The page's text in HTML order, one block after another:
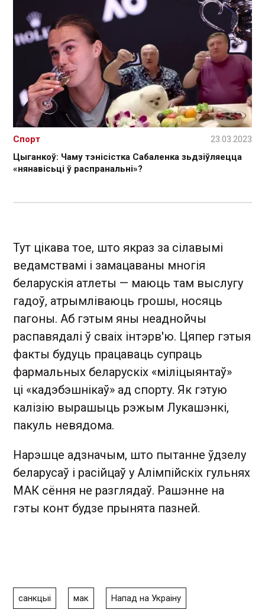
Цыганкоў: Чаму тэнісістка Сабаленка зьдзіўляецца
«нянавісьці ў распранальні»?
Спорт 23.03.2023
Тут цікава тое, што якраз за сілавымі
ведамствамі і замацаваны многія
беларускія атлеты — маюць там выслугу
гадоў, атрымліваюць грошы, носяць
пагоны. Аб гэтым яны неаднойчы
распавядалі ў сваіх інтэрв'ю. Цяпер гэтыя
факты будуць працаваць супраць
фармальных беларускіх «міліцыянтаў»
ці «кадэбэшнікаў» ад спорту. Як гэтую
калізію вырашыць рэжым Лукашэнкі,
пакуль невядома.
Нарэшце адзначым, што пытанне ўдзелу
беларусаў і расійцаў у Алімпійскіх гульнях
МАК сёння не разглядаў. Рашэнне на
гэты конт будзе прынята пазней.
санкцыі мак Напад на Украіну